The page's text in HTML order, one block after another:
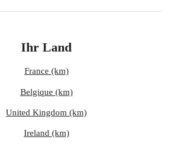
Ihr Land
France (km)
Belgique (km)
United Kingdom (km)
Ireland (km)